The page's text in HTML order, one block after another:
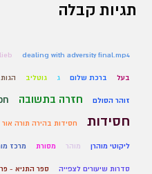
תגיות קבלה
dealing with adversity final.mp4
בעל ברכת שלום ג גוטליב הגות
זוהר הסולם חזרה בתשובה
חסידות חסידות בהירה תורה אור
ליקוטי מוהרן מוהר מסורת מרכז
סדרות שיעורים לצפייה ספר התניא -